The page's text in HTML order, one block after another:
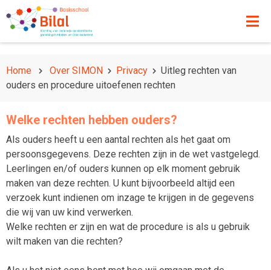
Home Over SIMON Privacy
Uitleg rechten van
ouders en procedure uitoefenen rechten
Welke rechten hebben ouders?
Als ouders heeft u een aantal rechten als het gaat om
persoonsgegevens. Deze rechten zijn in de wet vastgelegd.
Leerlingen en/of ouders kunnen op elk moment gebruik
maken van deze rechten. U kunt bijvoorbeeld altijd een
verzoek kunt indienen om inzage te krijgen in de gegevens
die wij van uw kind verwerken.
Welke rechten er zijn en wat de procedure is als u gebruik
wilt maken van die rechten?